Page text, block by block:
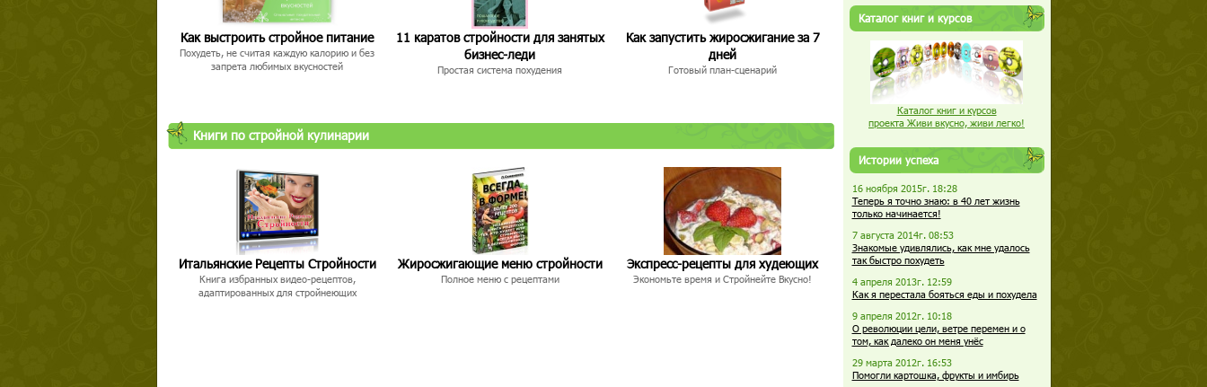
Как выстроить стройное питание
Похудеть, не считая каждую калорию и без
запрета любимых вкусностей
11 каратов стройности для занятых
бизнес-леди
Простая система похудения
Как запустить жиросжигание за 7
дней
Готовый план-сценарий
Книги по стройной кулинарии
Итальянские Рецепты Стройности
Книга избранных видео-рецептов,
адаптированных для стройнеющих
Жиросжигающие меню стройности
Полное меню с рецептами
Экспресс-рецепты для худеющих
Экономьте время и Стройнейте Вкусно!
Каталог книг и курсов
Каталог книг и курсов
проекта Живи вкусно, живи легко!
Истории успеха
16 ноября 2015г. 18:28
Теперь я точно знаю: в 40 лет жизнь
только начинается!
7 августа 2014г. 08:53
Знакомые удивлялись, как мне удалось
так быстро похудеть
4 апреля 2013г. 12:59
Как я перестала бояться еды и похудела
9 апреля 2012г. 10:18
О революции цели, ветре перемен и о
том, как далеко он меня унёс
29 марта 2012г. 16:53
Помогли картошка, фрукты и имбирь